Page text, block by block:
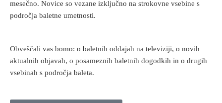
mesečno. Novice so vezane izključno na strokovne vsebine s
področja baletne umetnosti.
Obveščali vas bomo: o baletnih oddajah na televiziji, o novih
aktualnih objavah, o posameznih baletnih dogodkih in o drugih
vsebinah s področja baleta.